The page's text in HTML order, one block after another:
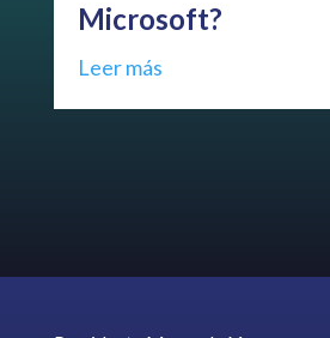
Microsoft?
Leer más